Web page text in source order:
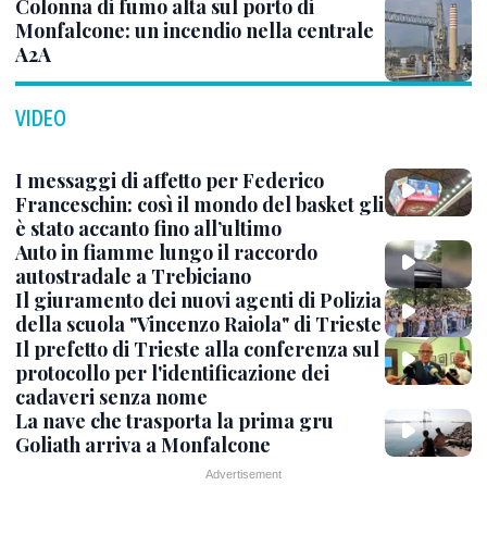
Colonna di fumo alta sul porto di
Monfalcone: un incendio nella centrale
A2A
VIDEO
I messaggi di affetto per Federico
Franceschin: così il mondo del basket gli
è stato accanto fino all’ultimo
Auto in fiamme lungo il raccordo
autostradale a Trebiciano
Il giuramento dei nuovi agenti di Polizia
della scuola "Vincenzo Raiola" di Trieste
Il prefetto di Trieste alla conferenza sul
protocollo per l'identificazione dei
cadaveri senza nome
La nave che trasporta la prima gru
Goliath arriva a Monfalcone